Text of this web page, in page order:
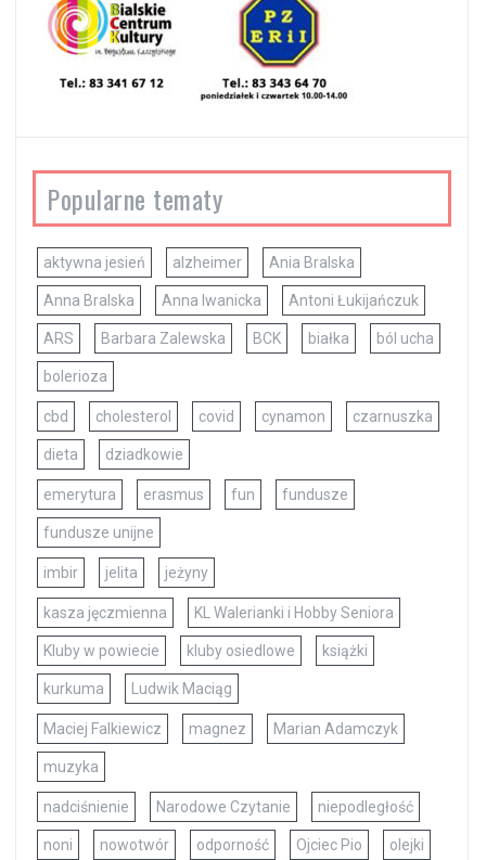
Popularne tematy
aktywna jesień alzheimer Ania Bralska
Anna Bralska Anna Iwanicka Antoni Łukijańczuk
ARS Barbara Zalewska BCK białka ból ucha
bolerioza
cbd cholesterol covid cynamon czarnuszka
dieta dziadkowie
emerytura erasmus fun fundusze
fundusze unijne
imbir jelita jeżyny
kasza jęczmienna KL Walerianki i Hobby Seniora
Kluby w powiecie kluby osiedlowe książki
kurkuma Ludwik Maciąg
Maciej Falkiewicz magnez Marian Adamczyk
muzyka
nadciśnienie Narodowe Czytanie niepodległość
noni nowotwór odporność Ojciec Pio olejki